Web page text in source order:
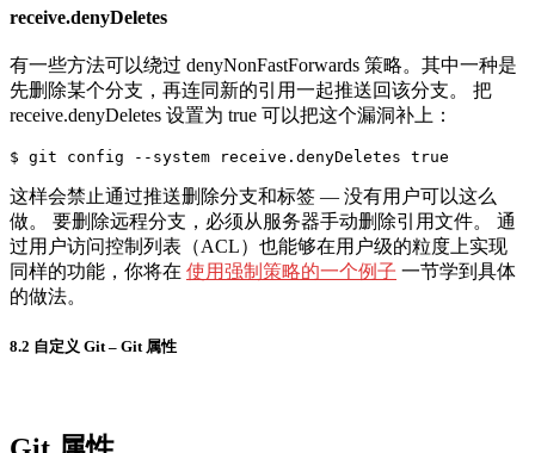
receive.denyDeletes
有一些方法可以绕过 denyNonFastForwards 策略。其中一种是
先删除某个分支，再连同新的引用一起推送回该分支。 把
receive.denyDeletes 设置为 true 可以把这个漏洞补上：
这样会禁止通过推送删除分支和标签 — 没有用户可以这么
做。 要删除远程分支，必须从服务器手动删除引用文件。 通
过用户访问控制列表（ACL）也能够在用户级的粒度上实现
同样的功能，你将在 使用强制策略的一个例子 一节学到具体
的做法。
8.2 自定义 Git – Git 属性